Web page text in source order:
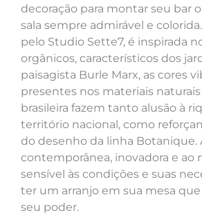
decoração para montar seu bar
sala sempre admirável e
pelo Studio Sette7, é inspirada
orgânicos, característicos dos
paisagista Burle Marx, as cores
presentes nos materiais
brasileira fazem tanto alusão à
território nacional, como
do desenho da linha Botanique.
contemporânea, inovadora e ao
sensível às condições e suas
ter um arranjo em sua mesa
seu poder.